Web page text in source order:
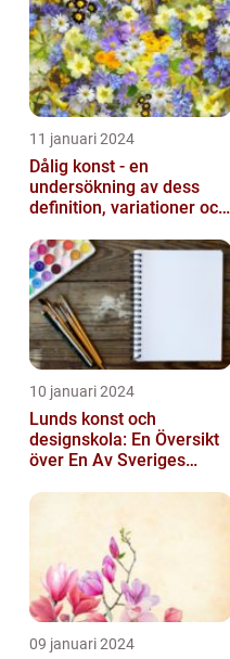
11 januari 2024
Dålig konst - en
undersökning av dess
definition, variationer och
10 januari 2024
Lunds konst och
designskola: En Översikt
över En Av Sveriges
Utbildningsanstalter inom
09 januari 2024